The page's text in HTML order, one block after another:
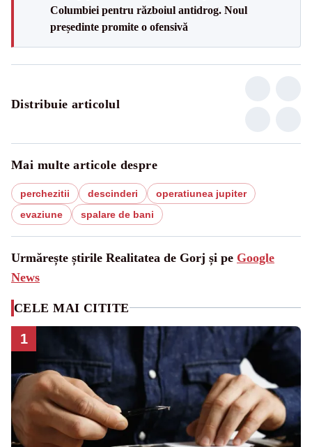
Columbiei pentru războiul antidrog. Noul
președinte promite o ofensivă
Distribuie articolul
Mai multe articole despre
perchezitii descinderi
operatiunea jupiter
evaziune
spalare de bani
Urmărește știrile Realitatea de Gorj și pe Google
News
CELE MAI CITITE
1